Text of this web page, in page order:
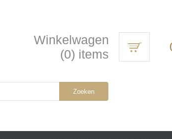
Winkelwagen
(0) items
Zoeken